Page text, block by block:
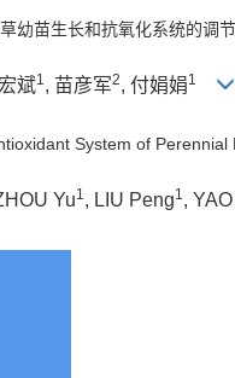
幼苗生长和抗氧化系统的调
斌1, 苗彦军2, 付娟娟1
System of
Yu1, LIU Peng1,